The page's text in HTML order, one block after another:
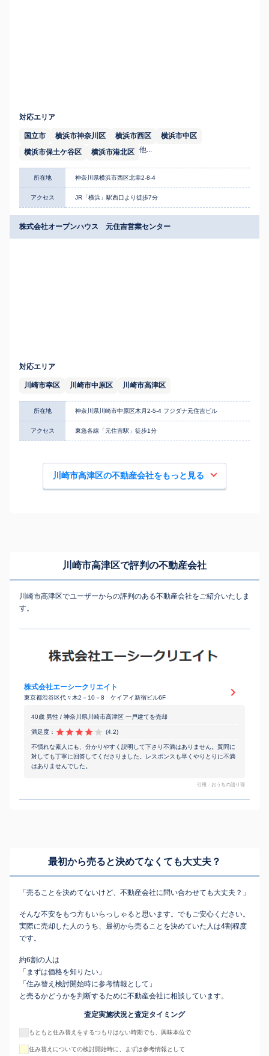
対応エリア
国立市 横浜市神奈川区 横浜市西区
横浜市中区
横浜市保土ケ谷区
横浜市港北区 他...
所在地 神奈川県横浜市西区北幸2-8-4
アクセス JR「横浜」駅西口より徒歩7分
株式会社オープンハウス 元住吉営業センター
対応エリア
川崎市幸区 川崎市中原区 川崎市高津区
所在地 神奈川県川崎市中原区木月2-5-4 フジダナ元住吉ビル
アクセス 東急各線「元住吉駅」徒歩1分
川崎市高津区の不動産会社をもっと見る
川崎市高津区で評判の不動産会社
川崎市高津区でユーザーからの評判のある不動産会社をご紹介いたしま
す。
株式会社エーシークリエイト
東京都渋谷区代々木2－10－8 ケイアイ新宿ビル6F
40歳 男性 / 神奈川県川崎市高津区 一戸建てを売却
満足度： (4.2)
不慣れな素人にも、分かりやすく説明して下さり不満はありません。質問に
対しても丁寧に回答してくださりました。レスポンスも早くやりとりに不満
はありませんでした。
引用：おうちの語り部
最初から売ると決めてなくても大丈夫？
「売ることを決めてないけど、不動産会社に問い合わせても大丈夫？」
そんな不安をもつ方もいらっしゃると思います。でもご安心ください。
実際に売却した人のうち、最初から売ることを決めていた人は4割程度
です。
約6割の人は
「まずは価格を知りたい」
「住み替え検討開始時に参考情報として」
と売るかどうかを判断するために不動産会社に相談しています。
査定実施状況と査定タイミング
もともと住み替えをするつもりはない時期でも、興味本位で
住み替えについての検討開始時に、まずは参考情報として